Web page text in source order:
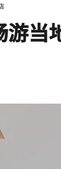
游当